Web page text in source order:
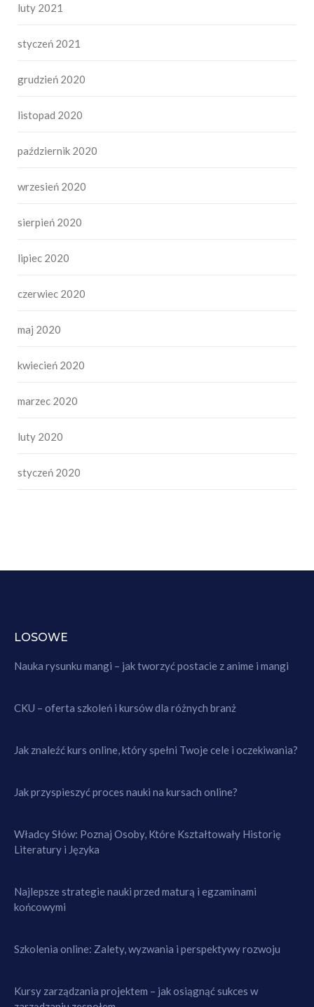
luty 2021
styczeń 2021
grudzień 2020
listopad 2020
październik 2020
wrzesień 2020
sierpień 2020
lipiec 2020
czerwiec 2020
maj 2020
kwiecień 2020
marzec 2020
luty 2020
styczeń 2020
LOSOWE
Nauka rysunku mangi – jak tworzyć postacie z anime i mangi
CKU – oferta szkoleń i kursów dla różnych branż
Jak znaleźć kurs online, który spełni Twoje cele i oczekiwania?
Jak przyspieszyć proces nauki na kursach online?
Władcy Słów: Poznaj Osoby, Które Kształtowały Historię
Literatury i Języka
Najlepsze strategie nauki przed maturą i egzaminami
końcowymi
Szkolenia online: Zalety, wyzwania i perspektywy rozwoju
Kursy zarządzania projektem – jak osiągnąć sukces w